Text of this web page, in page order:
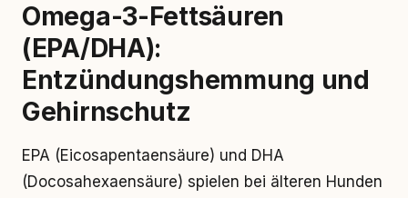
Omega-3-Fettsäuren
(EPA/DHA):
Entzündungshemmung und
Gehirnschutz
EPA (Eicosapentaensäure) und DHA
(Docosahexaensäure) spielen bei älteren Hunden